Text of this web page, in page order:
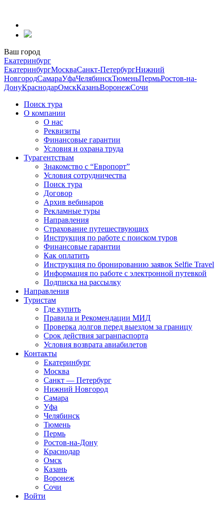
содержанию
Ваш город
Екатеринбург
ЕкатеринбургМоскваСанкт-ПетербургНижний
НовгородСамараУфаЧелябинскТюменьПермьРостов-на-
ДонуКраснодарОмскКазаньВоронежСочи
Поиск тура
О компании
О нас
Реквизиты
Финансовые гарантии
Условия и охрана труда
Турагентствам
Знакомство с “Европорт”
Условия сотрудничества
Поиск тура
Договор
Архив вебинаров
Рекламные туры
Направления
Страхование путешествующих
Инструкция по работе с поиском туров
Финансовые гарантии
Как оплатить
Инструкция по бронированию заявок Selfie Travel
Информация по работе с электронной путевкой
Подписка на рассылку
Направления
Туристам
Где купить
Правила и Рекомендации МИД
Проверка долгов перед выездом за границу
Срок действия загранпаспорта
Условия возврата авиабилетов
Контакты
Екатеринбург
Москва
Санкт — Петербург
Нижний Новгород
Самара
Уфа
Челябинск
Тюмень
Пермь
Ростов-на-Дону
Краснодар
Омск
Казань
Воронеж
Сочи
Войти